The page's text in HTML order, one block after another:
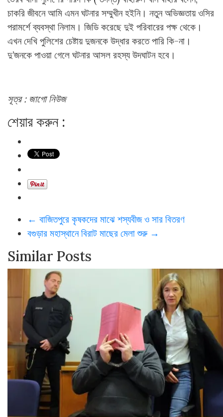
চাকরি জীবনে আমি এমন ঘটনার সম্মুখীন হইনি। নতুন অভিজ্ঞতায় ওসির
পরামর্শে ব্যবস্থা নিলাম। জিডি করেছে দুই পরিবারের পক্ষ থেকে।
এখন দেখি পুলিশের চেষ্টায় দুজনকে উদ্ধার করতে পারি কি-না।
দু’জনকে পাওয়া গেলে ঘটনার আসল রহস্য উদঘাটন হবে।
সূত্র : জাগো নিউজ
শেয়ার করুন :
← বাজিতপুরে কৃষকদের মাঝে শস্যবীজ ও সার বিতরণ
বগুড়ার মহাস্থানে বিরাট মাছের মেলা শুরু →
Similar Posts